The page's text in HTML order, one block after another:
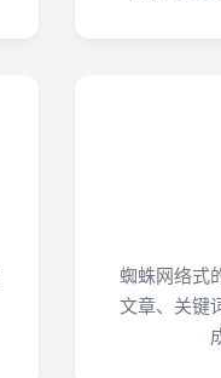
蜘蛛网络式
文章、关键